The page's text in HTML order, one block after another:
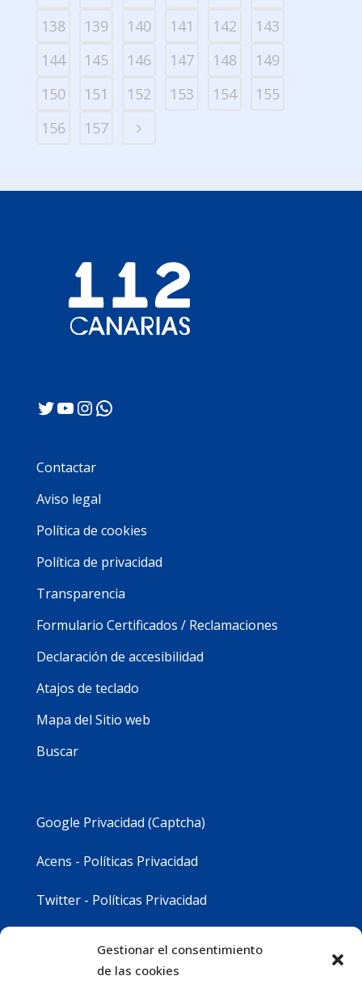
Gestionar el consentimiento
de las cookies
138
139 140 141 142
143
144
145 146 147 148
149
150
151 152 153 154
155
156
157
Twitter
YouTube
Instagram
WhatsApp
Contactar
Aviso legal
Política de cookies
Política de privacidad
Transparencia
Formulario Certificados / Reclamaciones
Declaración de accesibilidad
Atajos de teclado
Mapa del Sitio web
Buscar
Google Privacidad (Captcha)
Acens - Políticas Privacidad
Twitter - Políticas Privacidad
Instagram - Políticas Privacidad